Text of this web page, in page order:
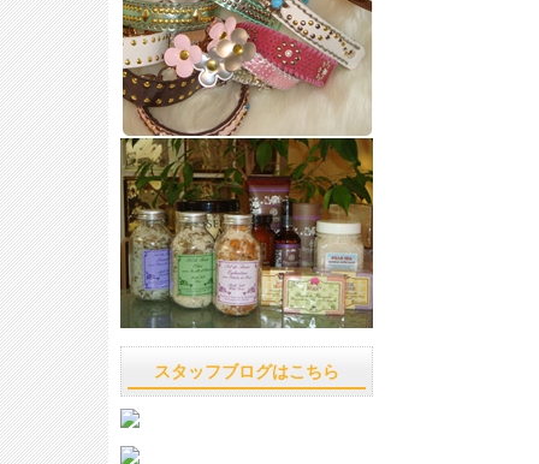
スタッフブログはこちら